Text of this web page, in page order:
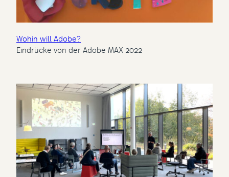
Wohin will Adobe?
Eindrücke von der Adobe MAX 2022